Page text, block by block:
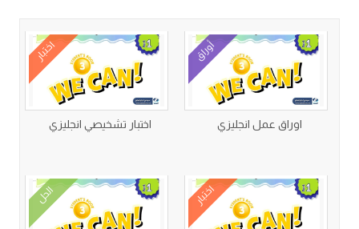
أوراق
اوراق عمل انجليزي
اختبار
اختبار تشخيصي انجليزي
اختبار الحل